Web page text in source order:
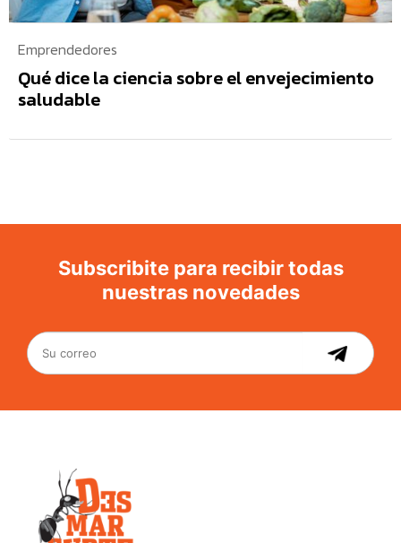
Emprendedores
Qué dice la ciencia sobre el envejecimiento
saludable
Subscribite para recibir todas
nuestras novedades